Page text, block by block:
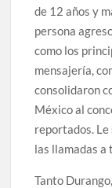
de 12 años y
persona
como los
mensajería,
consolidaron
México al
reportados. Le
las llamadas a
Tanto